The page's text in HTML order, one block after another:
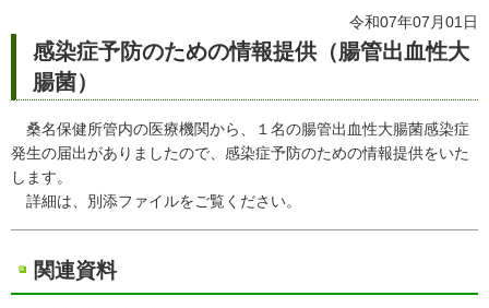
令和07年07月01日
感染症予防のための情報提供（腸管出血性大
腸菌）
桑名保健所管内の医療機関から、１名の腸管出血性大腸菌感染症
発生の届出がありましたので、感染症予防のための情報提供をいた
します。
詳細は、別添ファイルをご覧ください。
関連資料